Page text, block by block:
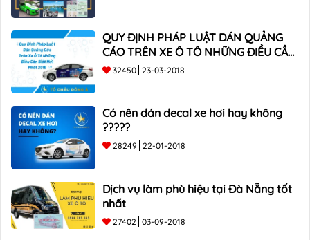
QUY ĐỊNH PHÁP LUẬT DÁN QUẢNG
CÁO TRÊN XE Ô TÔ NHỮNG ĐIỀU CẦN
BIẾT mới nhất 2018 ???
32450 23-03-2018
Có nên dán decal xe hơi hay không
?????
28249 22-01-2018
Dịch vụ làm phù hiệu tại Đà Nẵng tốt
nhất
27402 03-09-2018